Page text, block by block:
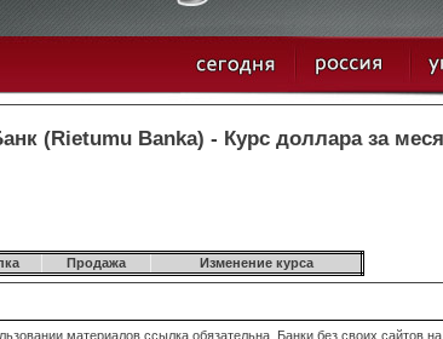
(Rietumu Banka) - Курс доллара за
Продажа Изменение курса
материалов ссылка обязательна. Банки без своих сайтов